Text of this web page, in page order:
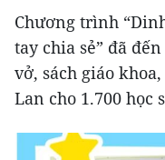
Chương trình
tay chia sẻ” đã
vở, sách giáo
Lan cho 1.700 học